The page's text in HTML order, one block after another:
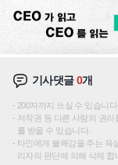
기사댓글0개
200자까지 쓰실 수 있습니
저작권 등 다른 사람의 권
를 받을 수 있습니다.
타인에게 불쾌감을 주는 욕
리자의 판단에 의해 삭제 합